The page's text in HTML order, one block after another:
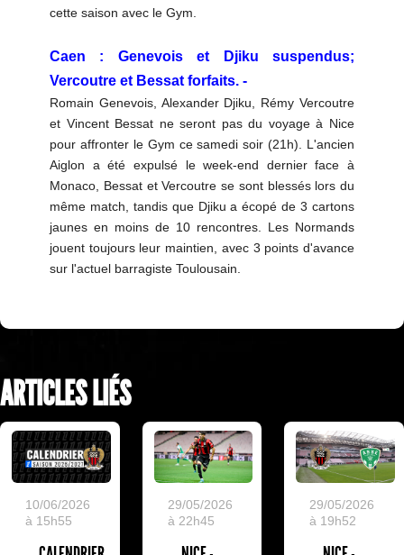
cette saison avec le Gym.
Caen : Genevois et Djiku suspendus;
Vercoutre et Bessat forfaits. -
Romain Genevois, Alexander Djiku, Rémy Vercoutre
et Vincent Bessat ne seront pas du voyage à Nice
pour affronter le Gym ce samedi soir (21h). L'ancien
Aiglon a été expulsé le week-end dernier face à
Monaco, Bessat et Vercoutre se sont blessés lors du
même match, tandis que Djiku a écopé de 3 cartons
jaunes en moins de 10 rencontres. Les Normands
jouent toujours leur maintien, avec 3 points d'avance
sur l'actuel barragiste Toulousain.
ARTICLES LIÉS
10/06/2026
à 15h55
29/05/2026
à 22h45
29/05/2026
à 19h52